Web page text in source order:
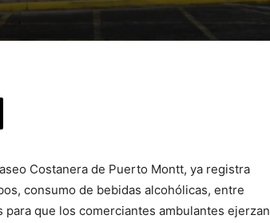
Costanera de Puerto Montt, ya registra
consumo de bebidas alcohólicas, entre
que los comerciantes ambulantes ejerzan